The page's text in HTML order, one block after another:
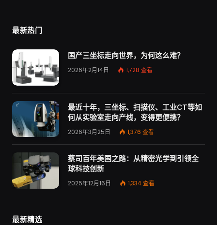
最新热门
国产三坐标走向世界，为何这么难？
2026年2月14日 1,728 查看
最近十年，三坐标、扫描仪、工业CT等如
何从实验室走向产线，变得更便携？
2026年3月25日 1,376 查看
蔡司百年美国之路：从精密光学到引领全
球科技创新
2025年12月16日 1,334查看
最新精选